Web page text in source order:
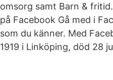
omsorg samt Barn &
på Facebook Gå med i
som du känner. Med
1919 i Linköping, död 28